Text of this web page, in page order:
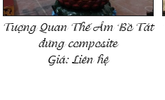
Tượng Quan Thế Âm Bồ Tát
đứng composite
Giá:Liên hệ